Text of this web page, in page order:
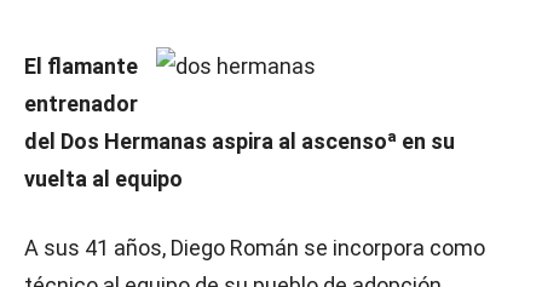
El flamante
entrenador
del Dos Hermanas aspira al ascensoª en su
vuelta al equipo
A sus 41 años, Diego Román se incorpora como